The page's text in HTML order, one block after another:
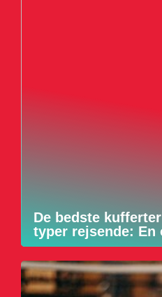
De bedste
typer rejsende: En